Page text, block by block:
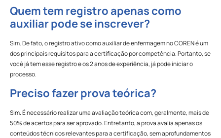
Quem tem registro apenas como
auxiliar pode se inscrever?
Sim. De fato, o registro ativo como auxiliar de enfermagem no COREN é um
dos principais requisitos para a certificação por competência. Portanto, se
você já tem esse registro e os 2 anos de experiência, já pode iniciar o
processo.
Preciso fazer prova teórica?
Sim. É necessário realizar uma avaliação teórica com, geralmente, mais de
50% de acertos para ser aprovado. Entretanto, a prova avalia apenas os
conteúdos técnicos relevantes para a certificação, sem aprofundamentos